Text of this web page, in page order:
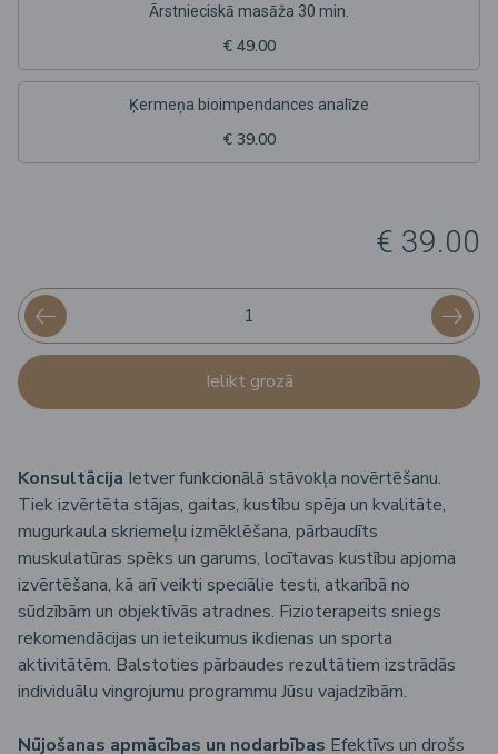
Ārstnieciskā masāža 30 min.
€ 49.00
Ķermeņa bioimpendances analīze
€ 39.00
€ 39.00
Ielikt grozā
Konsultācija Ietver funkcionālā stāvokļa novērtēšanu.
Tiek izvērtēta stājas, gaitas, kustību spēja un kvalitāte,
mugurkaula skriemeļu izmēklēšana, pārbaudīts
muskulatūras spēks un garums, locītavas kustību apjoma
izvērtēšana, kā arī veikti speciālie testi, atkarībā no
sūdzībām un objektīvās atradnes. Fizioterapeits sniegs
rekomendācijas un ieteikumus ikdienas un sporta
aktivitātēm. Balstoties pārbaudes rezultātiem izstrādās
individuālu vingrojumu programmu Jūsu vajadzībām.
Nūjošanas apmācības un nodarbības Efektīvs un drošs